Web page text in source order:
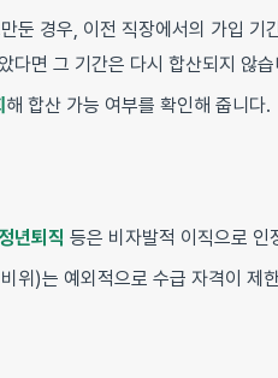
둔 경우, 이전 직장에서의 가입 기
다면 그 기간은 다시 합산되지 않습
해 합산 가능 여부를 확인해 줍니다.
년퇴직 등은 비자발적 이직으로 인
위)는 예외적으로 수급 자격이 제